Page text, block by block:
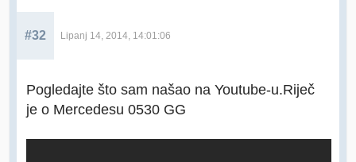
#32 Lipanj 14, 2014, 14:01:06
Pogledajte što sam našao na Youtube-u.Riječ
je o Mercedesu 0530 GG